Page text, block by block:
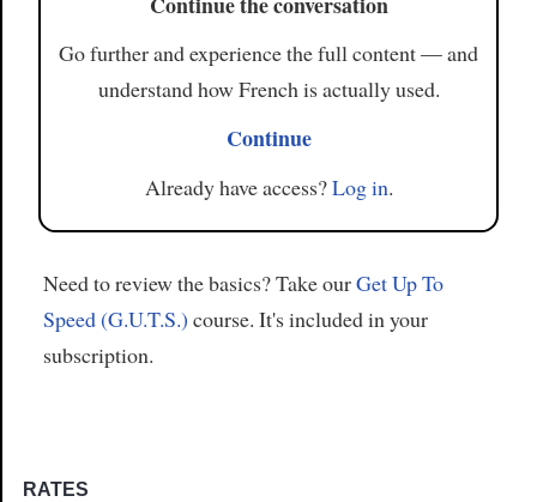
Go further and experience the full content — and
understand how French is actually used.
Continue
Already have access?Log in.
Need to review the basics? Take ourGet Up To
Speed (G.U.T.S.) course. It's included in your
subscription.
RATES